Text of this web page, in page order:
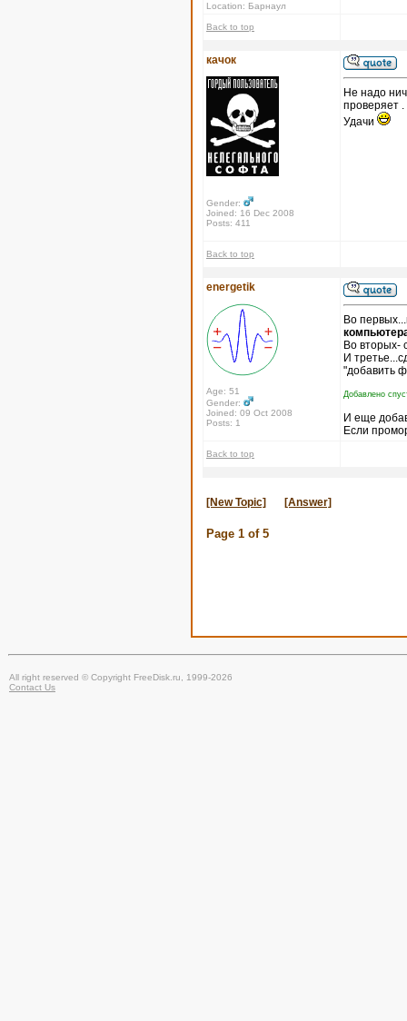
Location: Барнаул
Back to top
качок
Gender:
Joined: 16 Dec 2008
Posts: 411
Не надо
проверяет .
Удачи
Back to top
energetik
Age: 51
Gender:
Joined: 09 Oct 2008
Posts: 1
Во
Во вторых-
И
"добавить
Добавлено
И еще
Если
Back to top
[New Topic] [Answer]
Page 1 of 5
All right reserved © Copyright FreeDisk.ru, 1999-2026
Contact Us